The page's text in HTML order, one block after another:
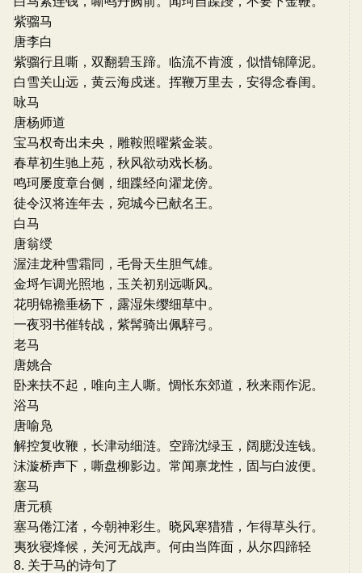
紫骝马
唐李白
紫骝行且嘶，双翻碧玉蹄。临流不肯渡，似惜锦障泥。
白雪关山远，黄云海戍迷。挥鞭万里去，安得念春闺。
咏马
唐杨师道
宝马权奇出未央，雕鞍照曜紫金装。
春草初生驰上苑，秋风欲动戏长杨。
鸣珂屡度章台侧，细蹀经向濯龙傍。
徒令汉将连年去，宛城今已献名王。
白马
唐翁绶
渥洼龙种雪霜同，毛骨天生胆气雄。
金埒乍调光照地，玉关初别远嘶风。
花明锦襜垂杨下，露湿朱缨细草中。
一夜羽书催转战，紫髯骑出佩騂弓。
老马
唐姚合
卧来扶不起，唯向主人嘶。惆怅东郊道，秋来雨作泥。
浴马
唐喻凫
解控复收鞭，长津动细涟。空蹄沈绿玉，阔臆没连钱。
沫漩桥声下，嘶盘柳影边。常闻禀龙性，固与白波便。
塞马
唐元稹
塞马倦江渚，今朝神彩生。晓风寒猎猎，乍得草头行。
夷狄寝烽候，关河无战声。何由当阵面，从尔四蹄轻
8. 关于马的诗句了